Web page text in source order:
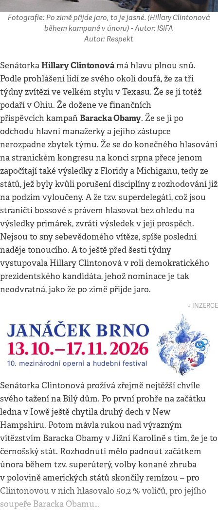
Fotografie: Po zimě přijde jaro, to je jasné. (Hillary Clintonová
během kampaně v únoru) - Autor: ISIFA
Autor: Respekt
SenátorkaHillary Clintonovámá hlavu plnou snů.
Podle prohlášení lidí ze svého okolí doufá, že za tři
týdny zvítězí ve velkém stylu v Texasu. Že se jí totéž
podaří v Ohiu. Že dožene ve finančních
příspěvcích kampaňBaracka Obamy. Že se jí po
odchodu hlavní manažerky a jejího zástupce
nerozpadne zbytek týmu. Že se do konečného hlasování
na stranickém kongresu na konci srpna přece jenom
započítají také výsledky z Floridy a Michiganu, tedy ze
států, jež byly kvůli porušení disciplíny z rozhodování již
na podzim vyloučeny. A že tzv. superdelegáti, což jsou
straničtí bossové s právem hlasovat bez ohledu na
výsledky primárek, zvrátí výsledek v její prospěch.
Nejsou to sny sebevědomého vítěze, spíše poslední
naděje tonoucího. A to ještě před šesti týdny
vystupovala Hillary Clintonová v roli demokratického
prezidentského kandidáta, jehož nominace je tak
neodvratná, jako že po zimě přijde jaro.
↓ INZERCE
Senátorka Clintonová prožívá zřejmě nejtěžší chvíle
svého tažení na Bílý dům. Po první prohře na začátku
ledna v Iowě ještě chytila druhý dech v New
Hampshiru. Potom mávla rukou nad výrazným
vítězstvím Baracka Obamy v Jižní Karolíně s tím, že je to
černošský stát. Rozhodnutí mělo padnout začátkem
února během tzv. superúterý, volby konané zhruba
v polovině amerických států skončily remízou – pro
Clintonovou v nich hlasovalo 50,2 % voličů, pro jejího
soupeře Baracka Obamu…